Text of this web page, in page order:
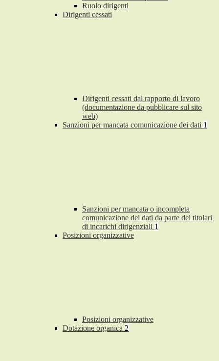
Ruolo dirigenti
Dirigenti cessati
Dirigenti cessati dal rapporto di lavoro
(documentazione da pubblicare sul sito
web)
Sanzioni per mancata comunicazione dei dati 1
Sanzioni per mancata o incompleta
comunicazione dei dati da parte dei titolari
di incarichi dirigenziali 1
Posizioni organizzative
Posizioni organizzative
Dotazione organica 2